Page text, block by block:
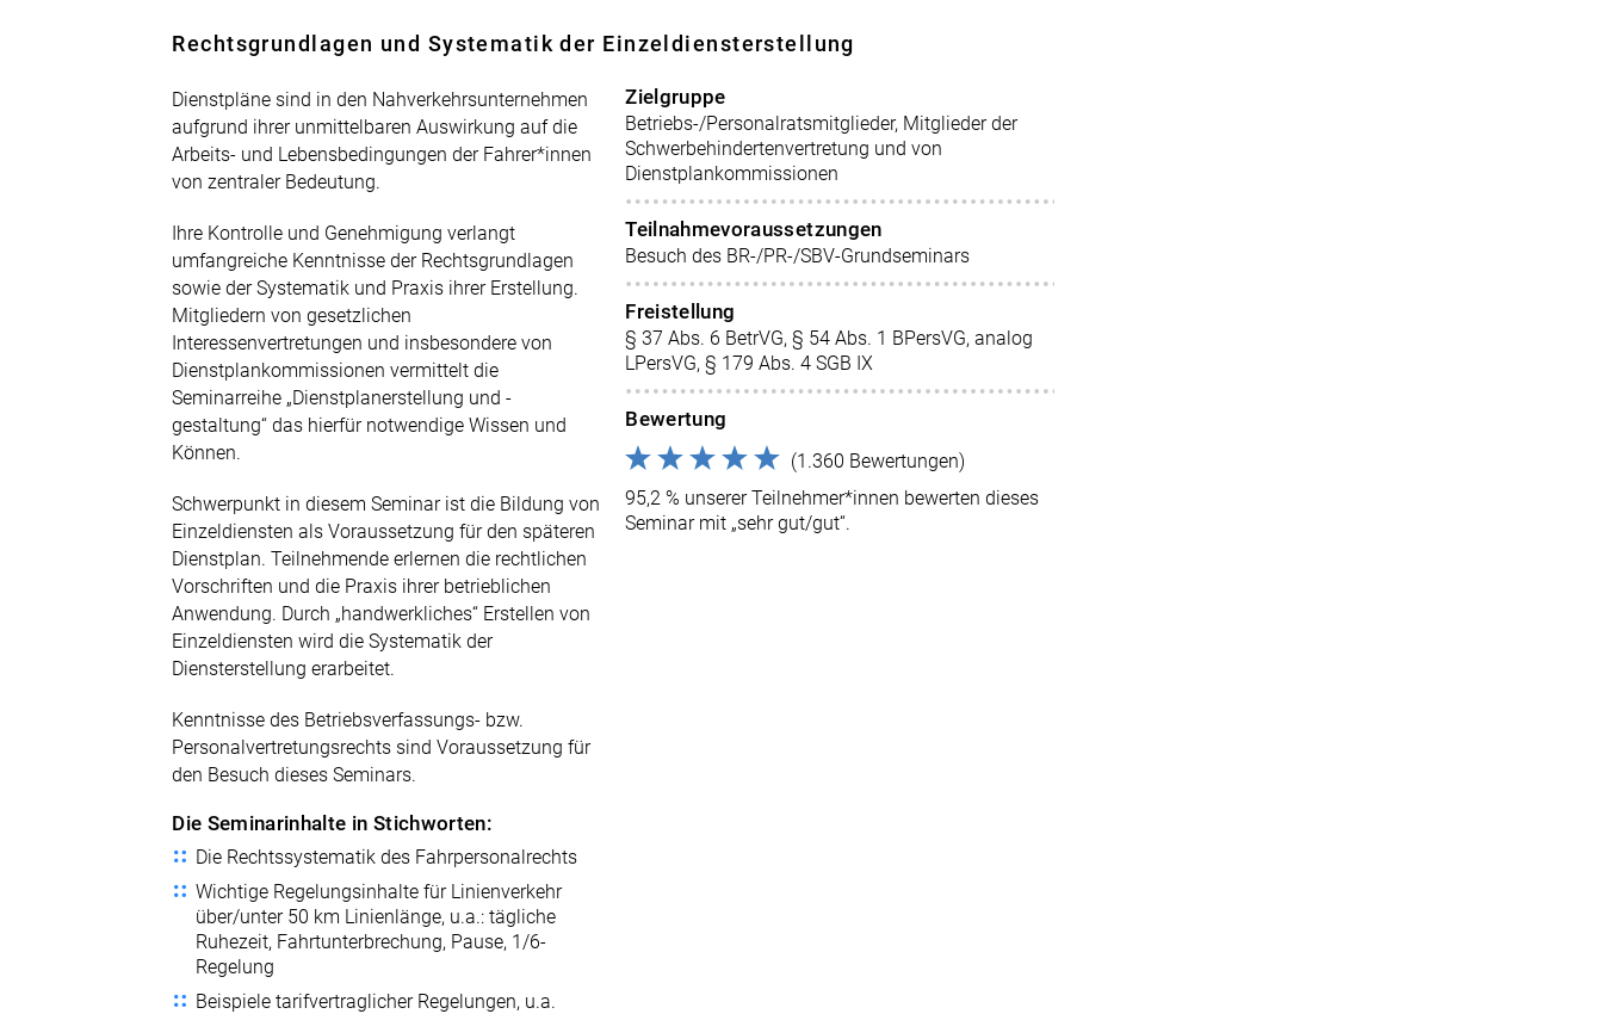
0211 9046-0
Newsletter
Rechtsgrundlagen und Systematik der Einzeldiensterstellung
Dienstpläne sind in den Nahverkehrsunternehmen
aufgrund ihrer unmittelbaren Auswirkung auf die
Arbeits- und Lebensbedingungen der Fahrer*innen
von zentraler Bedeutung.
Ihre Kontrolle und Genehmigung verlangt
umfangreiche Kenntnisse der Rechtsgrundlagen
sowie der Systematik und Praxis ihrer Erstellung.
Mitgliedern von gesetzlichen
Interessenvertretungen und insbesondere von
Dienstplankommissionen vermittelt die
Seminarreihe „Dienstplanerstellung und -
gestaltung“ das hierfür notwendige Wissen und
Können.
Schwerpunkt in diesem Seminar ist die Bildung von
Einzeldiensten als Voraussetzung für den späteren
Dienstplan. Teilnehmende erlernen die rechtlichen
Vorschriften und die Praxis ihrer betrieblichen
Anwendung. Durch „handwerkliches“ Erstellen von
Einzeldiensten wird die Systematik der
Diensterstellung erarbeitet.
Kenntnisse des Betriebsverfassungs- bzw.
Personalvertretungsrechts sind Voraussetzung für
den Besuch dieses Seminars.
Die Seminarinhalte in Stichworten:
Die Rechtssystematik des Fahrpersonalrechts
Wichtige Regelungsinhalte für Linienverkehr
über/unter 50 km Linienlänge, u.a.: tägliche
Ruhezeit, Fahrtunterbrechung, Pause, 1/6-
Regelung
Beispiele tarifvertraglicher Regelungen, u.a.
Zielgruppe
Betriebs-/Personalratsmitglieder, Mitglieder der
Schwerbehindertenvertretung und von
Dienstplankommissionen
Teilnahmevoraussetzungen
Besuch des BR-/PR-/SBV-Grundseminars
Freistellung
§ 37 Abs. 6 BetrVG, § 54 Abs. 1 BPersVG, analog
LPersVG, § 179 Abs. 4 SGB IX
Bewertung
(1.360 Bewertungen)
95,2 % unserer Teilnehmer*innen bewerten dieses
Seminar mit „sehr gut/gut“.